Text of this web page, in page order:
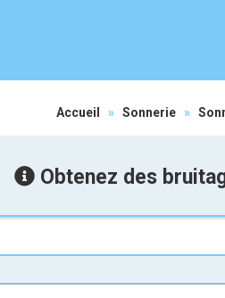
Accueil » Sonnerie »
Obtenez des